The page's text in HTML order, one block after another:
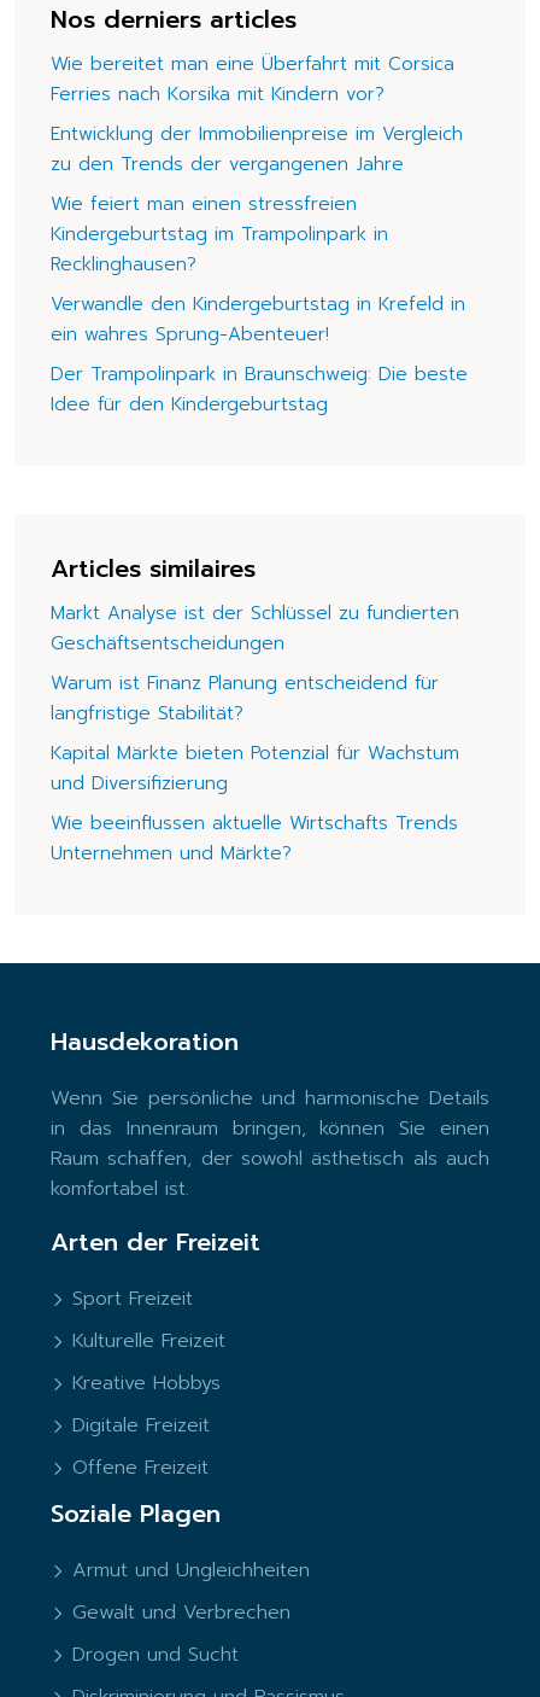
Nos derniers articles
Wie bereitet man eine Überfahrt mit Corsica
Ferries nach Korsika mit Kindern vor?
Entwicklung der Immobilienpreise im Vergleich
zu den Trends der vergangenen Jahre
Wie feiert man einen stressfreien
Kindergeburtstag im Trampolinpark in
Recklinghausen?
Verwandle den Kindergeburtstag in Krefeld in
ein wahres Sprung-Abenteuer!
Der Trampolinpark in Braunschweig: Die beste
Idee für den Kindergeburtstag
Articles similaires
Markt Analyse ist der Schlüssel zu fundierten
Geschäftsentscheidungen
Warum ist Finanz Planung entscheidend für
langfristige Stabilität?
Kapital Märkte bieten Potenzial für Wachstum
und Diversifizierung
Wie beeinflussen aktuelle Wirtschafts Trends
Unternehmen und Märkte?
Hausdekoration
Wenn Sie persönliche und harmonische Details
in das Innenraum bringen, können Sie einen
Raum schaffen, der sowohl ästhetisch als auch
komfortabel ist.
Arten der Freizeit
Sport Freizeit
Kulturelle Freizeit
Kreative Hobbys
Digitale Freizeit
Offene Freizeit
Soziale Plagen
Armut und Ungleichheiten
Gewalt und Verbrechen
Drogen und Sucht